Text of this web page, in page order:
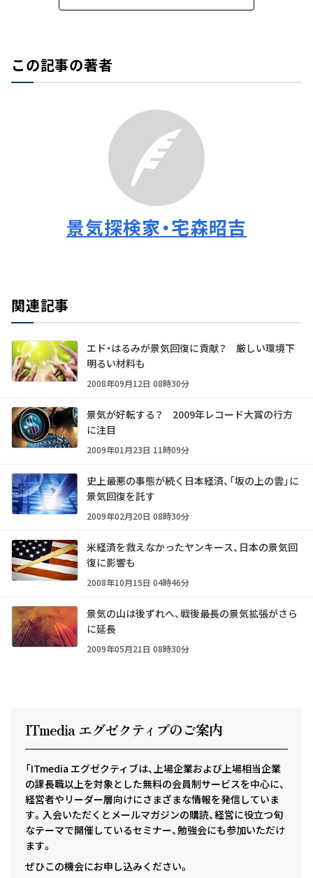
この記事の著者
景気探検家・宅森昭吉
関連記事
エド・はるみが景気回復に貢献？ 厳しい環境下
明るい材料も
2008年09月12日 08時30分
景気が好転する？ 2009年レコード大賞の行方
に注目
2009年01月23日 11時09分
史上最悪の事態が続く日本経済、「坂の上の雲」に
景気回復を託す
2009年02月20日 08時30分
米経済を救えなかったヤンキース、日本の景気回
復に影響も
2008年10月15日 04時46分
景気の山は後ずれへ、戦後最長の景気拡張がさら
に延長
2009年05月21日 08時30分
ITmedia エグゼクティ ブのご案内
「ITmedia エグゼクティブは、上場企業および上場相当企業
の課長職以上を対象とした無料の会員制サービスを中心に、
経営者やリーダー層向けにさまざまな情報を発信していま
す。入会いただくとメールマガジンの購読、経営に役立つ旬
なテーマで開催しているセミナー、勉強会にも参加いただけ
ます。
ぜひこの機会にお申し込みください。